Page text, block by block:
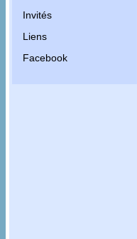
Invités
Liens
Facebook